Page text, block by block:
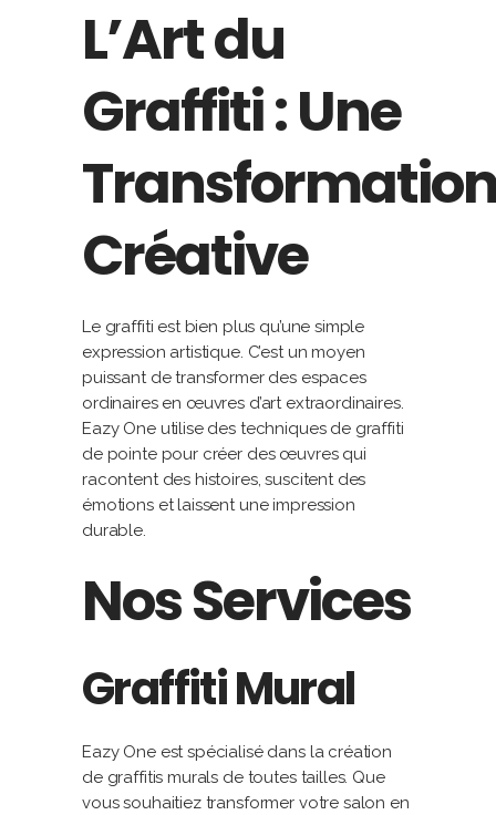
L’Art du
Graffiti : Une
Créative
Le graffiti est bien plus qu’une simple
expression artistique. C’est un moyen
puissant de transformer des espaces
ordinaires en œuvres d’art extraordinaires.
Eazy One utilise des techniques de graffiti
de pointe pour créer des œuvres qui
racontent des histoires, suscitent des
émotions et laissent une impression
durable.
Nos Services
Graffiti Mural
Eazy One est spécialisé dans la création
de graffitis murals de toutes tailles. Que
vous souhaitiez transformer votre salon en